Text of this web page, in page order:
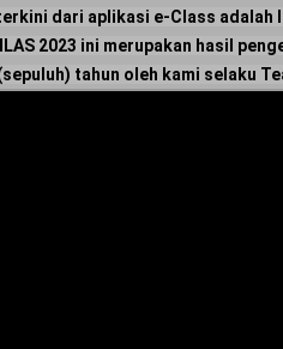
dari aplikasi e-Class adalah
2023 ini merupakan hasil
tahun oleh kami selaku